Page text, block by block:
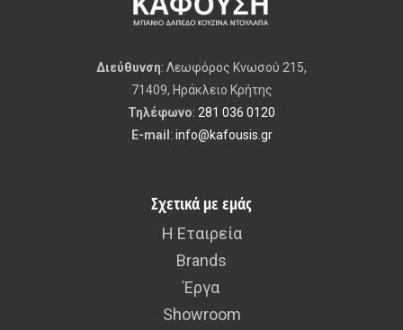
Διεύθυνση: Λεωφόρος Κνωσού 215,
71409, Ηράκλειο Κρήτης
Τηλέφωνο: 281 036 0120
E-mail : info@kafousis.gr
Σχετικά με εμάς
Η Εταιρεία
Brands
Έργα
Showroom